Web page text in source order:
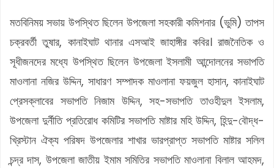
মতবিনিময় সভায় উপস্থিত ছিলেন উপজেলা সহকারী কমিশনার (ভুমি) তাপস
চক্রবর্তী তুষার, কানাইঘাট থানার এসআই জাহাঙ্গীর কবির। রাজনৈতিক ও
সূধীজনদের মধ্যে উপস্থিত ছিলেন উপজেলা ইসলামী আন্দোলনের সভাপতি
মাওলানা নজির উদ্দিন, সাধারণ সম্পাদক মাওলানা ফয়জুল হাসান, কানাইঘাট
প্রেসক্লাবের সভাপতি নিজাম উদ্দিন, সহ-সভাপতি তাওহীদুল ইসলাম,
উপজেলা দুর্নীতি প্রতিরোধ কমিটির সভাপতি মাষ্টার মহি উদ্দিন, হিন্দু-বৌদ্ধ-
খ্রিস্টান ঐক্য পরিষদ উপজেলার শাখার ভারপ্রাপ্ত সভাপতি মাষ্টার সলিল
চন্দ্র দাস, উপজেলা জাতীয় ইমাম সমিতির সভাপতি মাওলানা বিলাল আহমদ,